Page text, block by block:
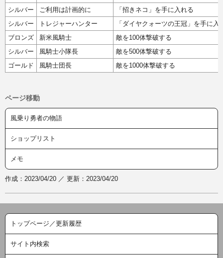
シルバー
ご利用は計画的に
「招きネコ」を手に入れる
シルバー
トレジャーハンター
「ダイヤクォーツの王冠」を手に入
ブロンズ
新米風騎士
敵を100体撃破する
シルバー
風騎士小隊長
敵を500体撃破する
ゴールド
風騎士団長 敵を1000体撃破する
ページ移動
風乗り勇者の物語
ショップリスト
メモ
作成：2023/04/20 ／ 更新：2023/04/20
トップページ／更新履歴
サイト内検索